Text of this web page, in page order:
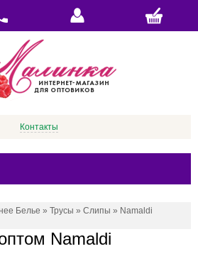
Контакты
Белье » Трусы » Слипы » Namaldi
Namaldi